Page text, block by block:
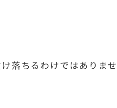
落ちるわけではありませ